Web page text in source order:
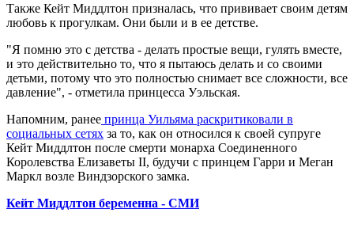
Также Кейт Миддлтон призналась, что прививает своим детям
любовь к прогулкам. Они были и в ее детстве.
"Я помню это с детства - делать простые вещи, гулять вместе,
и это действительно то, что я пытаюсь делать и со своими
детьми, потому что это полностью снимает все сложности, все
давление", - отметила принцесса Уэльская.
Напомним, ранее принца Уильяма раскритиковали в
социальных сетях за то, как он относился к своей супруге
Кейт Миддлтон после смерти монарха Соединенного
Королевства Елизаветы ІІ, будучи с принцем Гарри и Меган
Маркл возле Виндзорского замка.
Кейт Миддлтон беременна - СМИ